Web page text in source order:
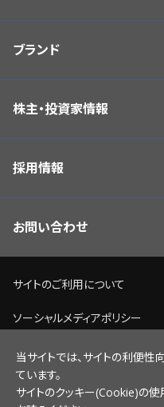
ブランド
株主・投資家情報
採用情報
お問い合わせ
サイトのご利用について
ソーシャルメディアポリシー
個人情報保護方針
脆弱性情報開示ポリシー
当サイトでは、サイトの利便
ています。
サイトのクッキー(Cookie)の使